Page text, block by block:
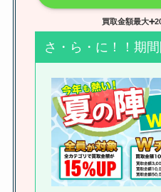
買取金額最大
さ・ら・に！！期